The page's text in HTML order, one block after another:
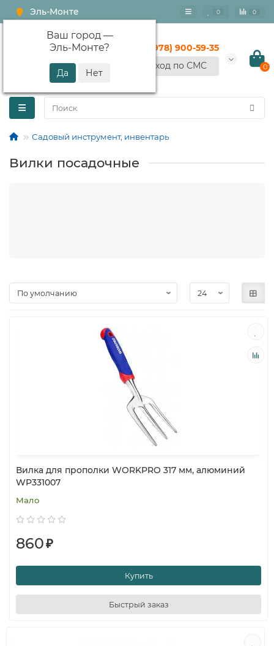
Эль-Монте
Ваш город —
Эль-Монте?
0 0
+7 (978) 900-59-35
Вход по СМС
0
Садовый инструмент, инвентарь
Вилки посадочные
Вилка для прополки WORKPRO 317 мм, алюминий
WP331007
Мало
860₽
Купить
Быстрый заказ